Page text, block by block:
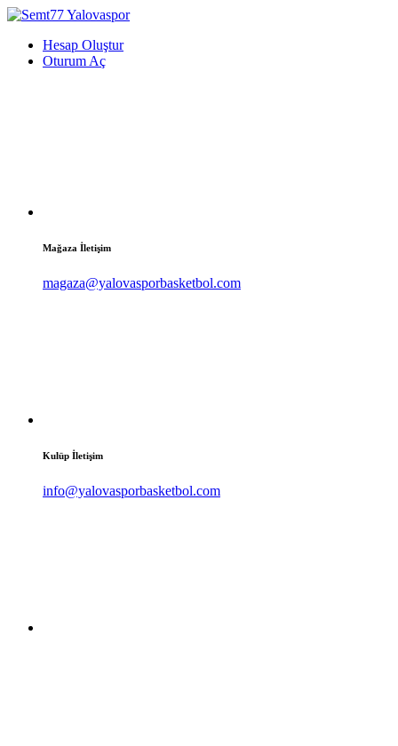
Hesap Oluştur
Oturum Aç
Mağaza İletişim
magaza@yalovasporbasketbol.com
Kulüp İletişim
info@yalovasporbasketbol.com